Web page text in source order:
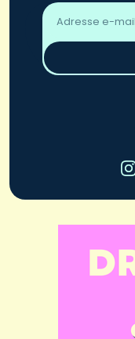
Adresse
email